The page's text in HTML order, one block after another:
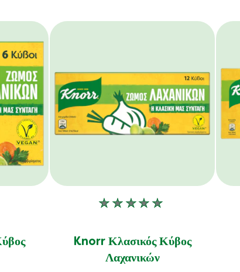
Knorr Κλασικός Κύβος
Λαχανικών
Δεν
αξιολογήσεις
για